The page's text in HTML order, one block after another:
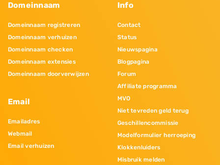
Domeinnaam
Domeinnaam registreren
Domeinnaam verhuizen
Domeinnaam checken
Domeinnaam extensies
Domeinnaam doorverwijzen
Email
Emailadres
Webmail
Email verhuizen
Info
Contact
Status
Nieuwspagina
Blogpagina
Forum
Affiliate programma
MVO
Niet tevreden geld terug
Geschillencommissie
Modelformulier herroeping
Klokkenluiders
Misbruik melden